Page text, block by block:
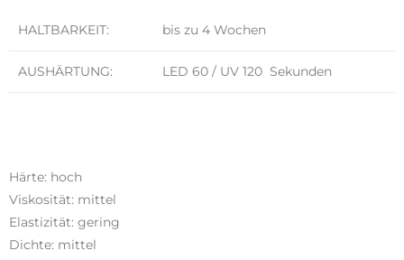
HALTBARKEIT: bis zu 4 Wochen
AUSHÄRTUNG: LED 60 / UV 120 Sekunden
Härte: hoch
Viskosität: mittel
Elastizität: gering
Dichte: mittel